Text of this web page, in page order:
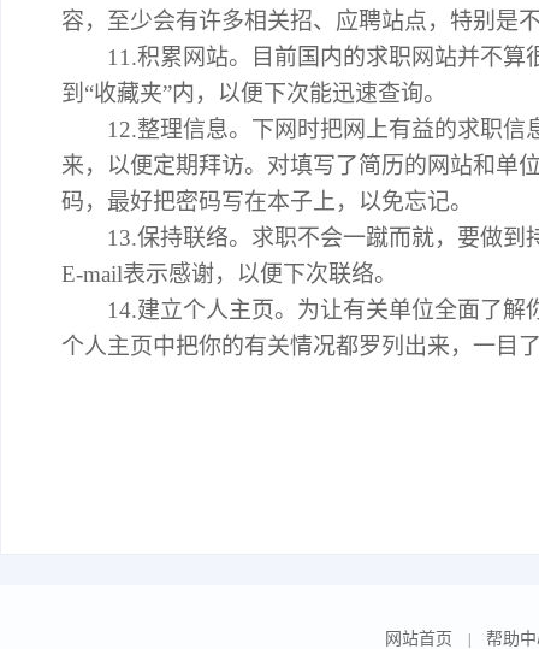
容，至少会有许多相关招、应聘站点，特别是
11.积累网站。目前国内的求职网站并不算
到“收藏夹”内，以便下次能迅速查询。
12.整理信息。下网时把网上有益的求职信
来，以便定期拜访。对填写了简历的网站和单
码，最好把密码写在本子上，以免忘记。
13.保持联络。求职不会一蹴而就，要做到
E-mail表示感谢，以便下次联络。
14.建立个人主页。为让有关单位全面了解
个人主页中把你的有关情况都罗列出来，一目
网站首页 帮助